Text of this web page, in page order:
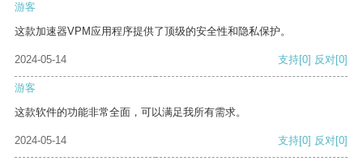
游客
这款加速器VPM应用程序提供了顶级的安全性和隐私保护。
2024-05-14 支持[0] 反对[0]
游客
这款软件的功能非常全面，可以满足我所有需求。
2024-05-14 支持[0] 反对[0]